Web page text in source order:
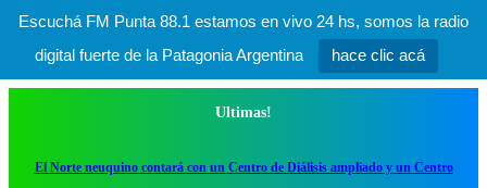
Escuchá FM Punta 88.1 estamos en vivo 24 hs, somos la radio
digital fuerte de la Patagonia Argentina
hace clic acá
Ultimas!
El Norte neuquino contará con un Centro de Diálisis ampliado y un Centro